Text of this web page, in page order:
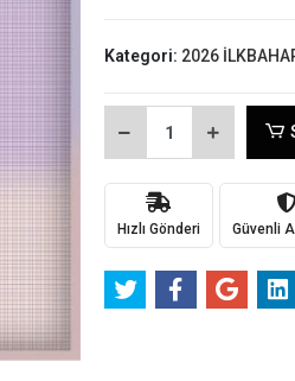
Kategori: 2026
Hızlı Gönderi Güvenli